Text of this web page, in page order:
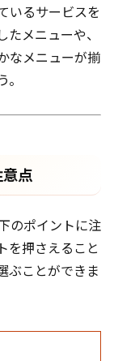
いるサービスを
メニューや、
なメニューが揃
点
のポイントに注
を押さえること
ぶことができま